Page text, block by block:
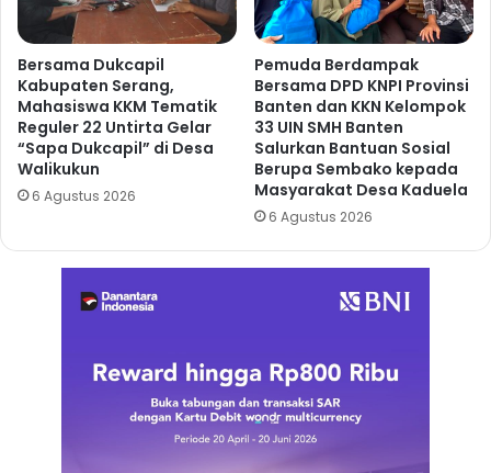
Bersama Dukcapil
Kabupaten Serang,
Mahasiswa KKM Tematik
Reguler 22 Untirta Gelar
“Sapa Dukcapil” di Desa
Walikukun
6 Agustus 2026
Pemuda Berdampak
Bersama DPD KNPI Provinsi
Banten dan KKN Kelompok
33 UIN SMH Banten
Salurkan Bantuan Sosial
Berupa Sembako kepada
Masyarakat Desa Kaduela
6 Agustus 2026